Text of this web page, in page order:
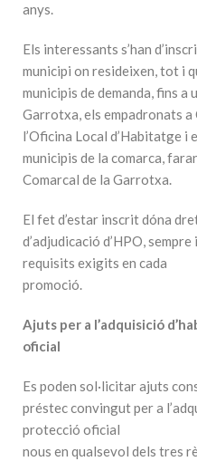
anys.
Els interessants s’han
municipi on resideixen, tot i
municipis de demanda, fins a
Garrotxa, els empadronats
l’Oficina Local d’Habitatge i
municipis de la comarca,
Comarcal de la Garrotxa.
El fet d’estar inscrit dóna
d’adjudicació d’HPO,
requisits exigits en cada
promoció.
Ajuts per a l’adquisició
oficial
Es poden sol·licitar ajuts
préstec convingut per a
protecció oficial
nous en qualsevol dels tres